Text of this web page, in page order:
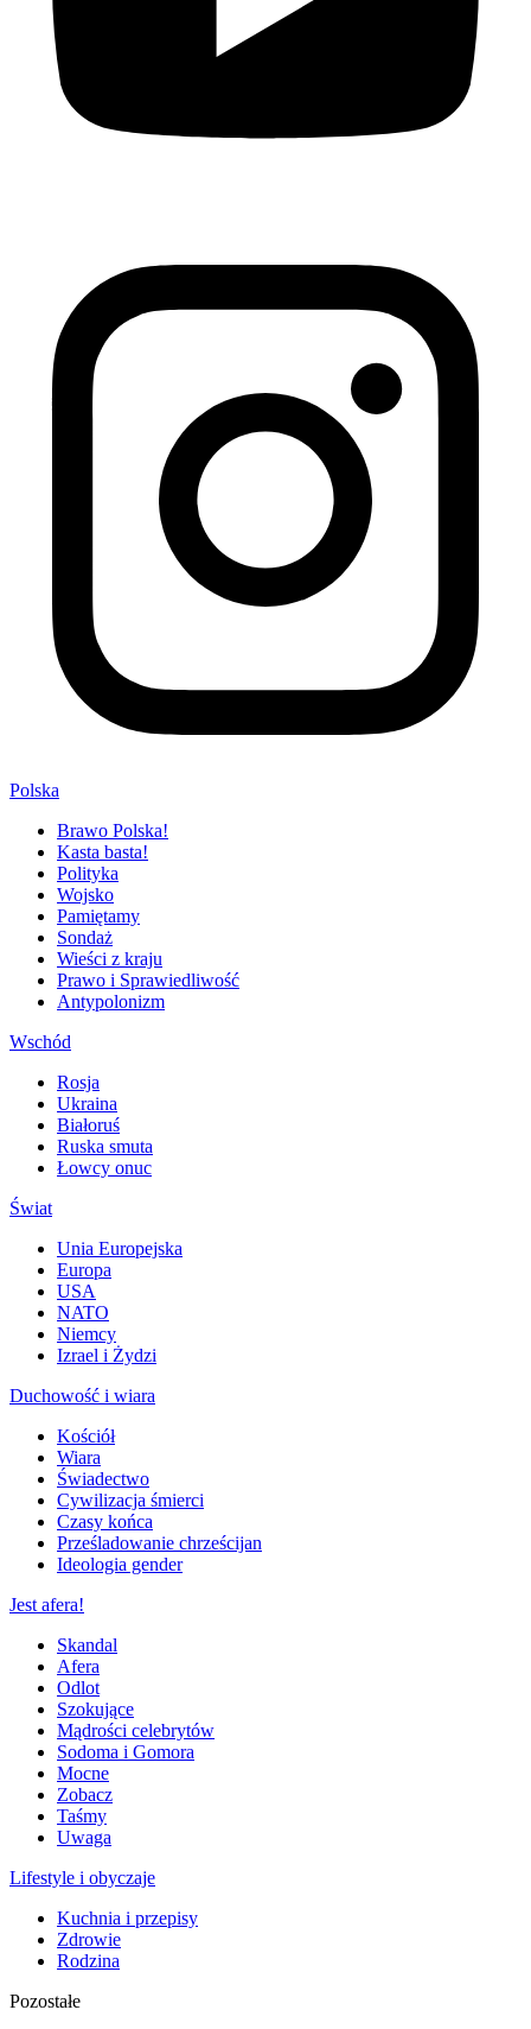
Polska
Brawo Polska!
Kasta basta!
Polityka
Wojsko
Pamiętamy
Sondaż
Wieści z kraju
Prawo i Sprawiedliwość
Antypolonizm
Wschód
Rosja
Ukraina
Białoruś
Ruska smuta
Łowcy onuc
Świat
Unia Europejska
Europa
USA
NATO
Niemcy
Izrael i Żydzi
Duchowość i wiara
Kościół
Wiara
Świadectwo
Cywilizacja śmierci
Czasy końca
Prześladowanie chrześcijan
Ideologia gender
Jest afera!
Skandal
Afera
Odlot
Szokujące
Mądrości celebrytów
Sodoma i Gomora
Mocne
Zobacz
Taśmy
Uwaga
Lifestyle i obyczaje
Kuchnia i przepisy
Zdrowie
Rodzina
Pozostałe